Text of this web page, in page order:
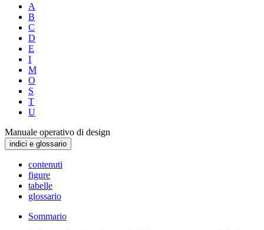
A
B
C
D
E
I
M
O
S
T
U
Manuale operativo di design
indici e glossario
contenuti
figure
tabelle
glossario
Sommario